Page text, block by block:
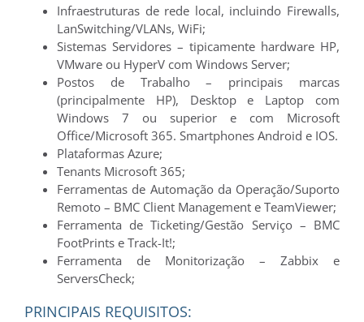
Infraestruturas de rede local, incluindo Firewalls,
LanSwitching/VLANs, WiFi;
Sistemas Servidores – tipicamente hardware HP,
VMware ou HyperV com Windows Server;
Postos de Trabalho – principais marcas
(principalmente HP), Desktop e Laptop com
Windows 7 ou superior e com Microsoft
Office/Microsoft 365. Smartphones Android e IOS.
Plataformas Azure;
Tenants Microsoft 365;
Ferramentas de Automação da Operação/Suporto
Remoto – BMC Client Management e TeamViewer;
Ferramenta de Ticketing/Gestão Serviço – BMC
FootPrints e Track-It!;
Ferramenta de Monitorização – Zabbix e
ServersCheck;
PRINCIPAIS REQUISITOS: